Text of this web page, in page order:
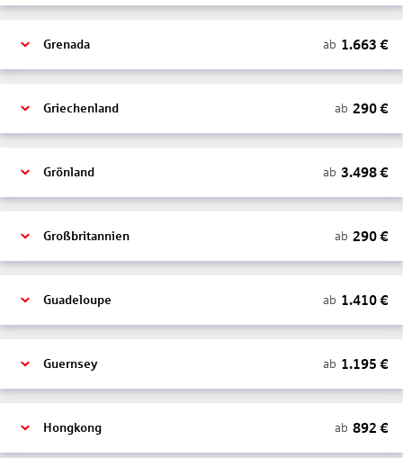
Grenada ab 1.663 €
Griechenland ab 290€
Grönland ab 3.498€
Großbritannien ab 290€
Guadeloupe ab 1.410€
Guernsey ab 1.195 €
Hongkong ab 892 €